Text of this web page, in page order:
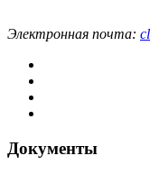
Электронная почта:
Документы